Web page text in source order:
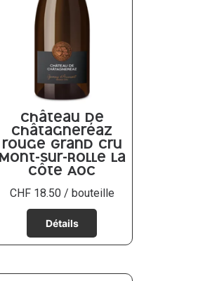
Château de
Châtagneréaz
rouge Grand Cru
Mont-sur-Rolle La
Côte AOC
CHF18.50 / bouteille